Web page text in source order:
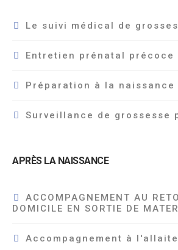
Le suivi médical de
Entretien prénatal précoce
Préparation à la naissance
Surveillance de grossesse
APRÈS LA NAISSANCE
ACCOMPAGNEMENT AU
DOMICILE EN SORTIE DE
Accompagnement à